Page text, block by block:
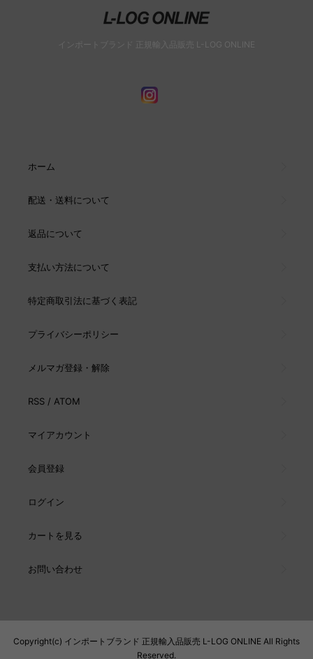
インポートブランド 正規輸入品販売 L-LOG ONLINE
ホーム
配送・送料について
返品について
支払い方法について
特定商取引法に基づく表記
プライバシーポリシー
メルマガ登録・解除
RSS / ATOM
マイアカウント
会員登録
ログイン
カートを見る
お問い合わせ
Copyright(c) インポートブランド 正規輸入品販売 L-LOG ONLINE All Rights
Reserved.